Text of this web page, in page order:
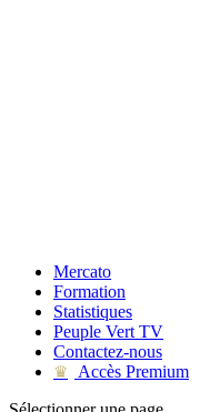
Mercato
Formation
Statistiques
Peuple Vert TV
Contactez-nous
♛
Accès Premium